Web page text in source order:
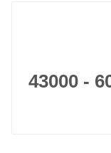
43000 -